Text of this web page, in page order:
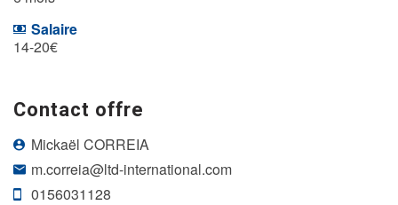
Salaire
14-20€
Contact offre
Mickaël CORREIA
m.correia@ltd-international.com
0156031128